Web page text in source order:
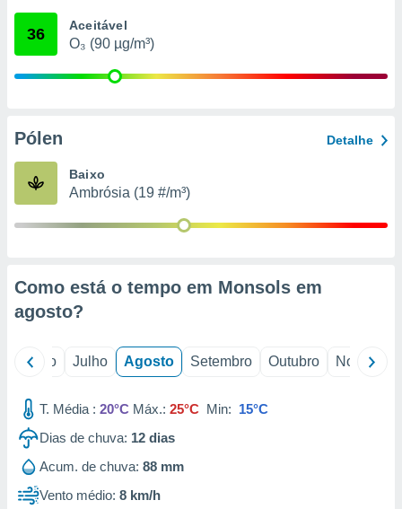
através
estudos
1199
36 Aceitável
O₃ (90 µg/m³)
Pólen Detalhe
Baixo
Ambrósia (19 #/m³)
Como está o tempo em Monsols em
agosto?
Junho Julho Agosto Setembro Outubro Novembro
T. Média : 20°C Máx.: 25°C Min: 15°C
Dias de chuva: 12 dias
Acum. de chuva: 88 mm
Vento médio: 8 km/h